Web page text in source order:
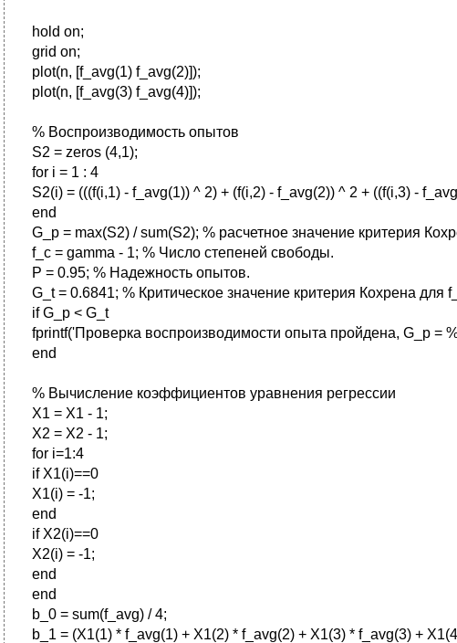
hold on;
grid on;
plot(n, [f_avg(1) f_avg(2)]);
plot(n, [f_avg(3) f_avg(4)]);
% Воспроизводимость опытов
S2 = zeros (4,1);
for i = 1 : 4
S2(i) = (((f(i,1) - f_avg(1)) ^ 2) + (f(i,2) - f_avg(2)) ^ 2 + ((f(i,3) -
end
G_p = max(S2) / sum(S2); % расчетное значение критерия
f_c = gamma - 1; % Число степеней свободы.
P = 0.95; % Надежность опытов.
G_t = 0.6841; % Критическое значение критерия Кохрена
if G_p < G_t
fprintf('Проверка воспроизводимости опыта пройдена, G_p =
end
% Вычисление коэффициентов уравнения регрессии
X1 = X1 - 1;
X2 = X2 - 1;
for i=1:4
if X1(i)==0
X1(i) = -1;
end
if X2(i)==0
X2(i) = -1;
end
end
b_0 = sum(f_avg) / 4;
b_1 = (X1(1) * f_avg(1) + X1(2) * f_avg(2) + X1(3) * f_avg(3) +